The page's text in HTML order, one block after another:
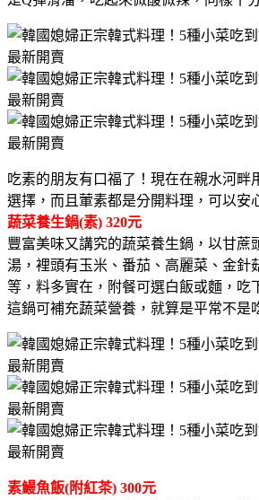
吃素的朋友有口福了！現在在親水河畔
選擇，而且葷素都是分開料理，可以安
蔬菜養生鍋(素) 320元
豐富美味又講究的蔬菜養生鍋，以甘蔗
湯，裡頭有玉米、番茄、高麗菜、金針
等，料多實在，附餐可選白飯或麵，吃
這鍋可補充蔬菜營養，就算是平常不是
素鰻魚飯(附紅茶) 300元